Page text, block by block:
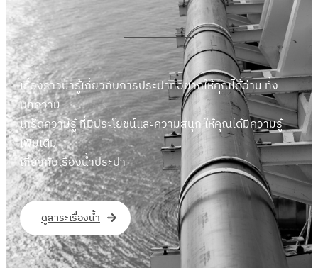
เรื่องราวน่ารู้เกี่ยวกับการประปาที่อยากให้คุณได้อ่าน ทั้ง
บทความ
เกร็ดความรู้ ที่มีประโยชน์และความสนุก ให้คุณได้มีความรู้
เพิ่มเติม
เกี่ยวกับเรื่องน้ำประปา
ดูสาระเรื่องน้ำ